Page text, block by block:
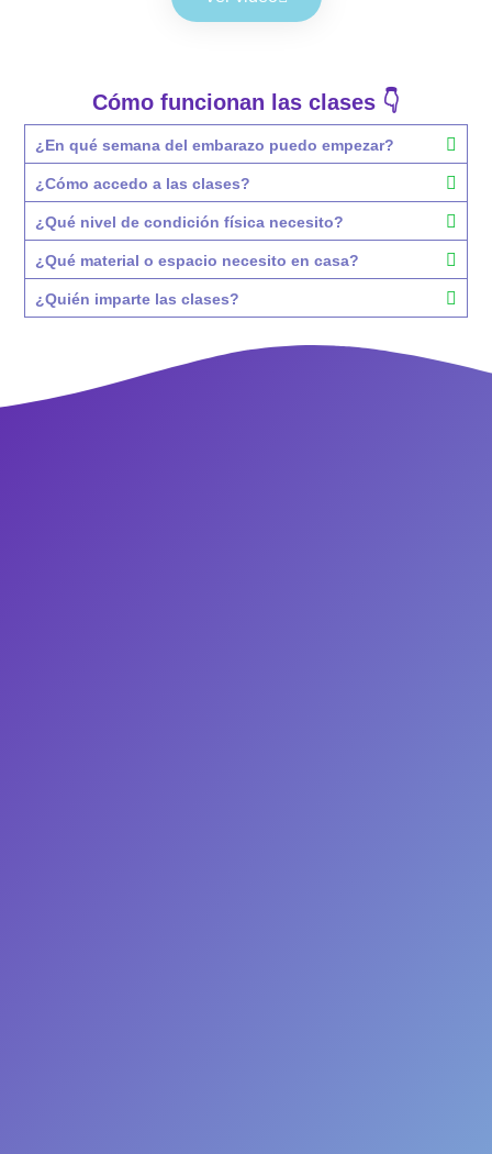
Cómo funcionan las clases 👇
¿En qué semana del embarazo puedo empezar?
¿Cómo accedo a las clases?
¿Qué nivel de condición física necesito?
¿Qué material o espacio necesito en casa?
¿Quién imparte las clases?